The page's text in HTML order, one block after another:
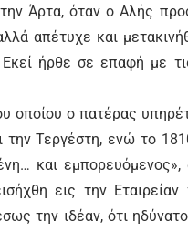
Άρτα, όταν ο Αλής
απέτυχε και
ήρθε σε επαφή με
οποίου ο πατέρας
Τεργέστη, ενώ το
και εμπορευόμενος»,
εις την
την ιδέαν, ότι ηδύνατο